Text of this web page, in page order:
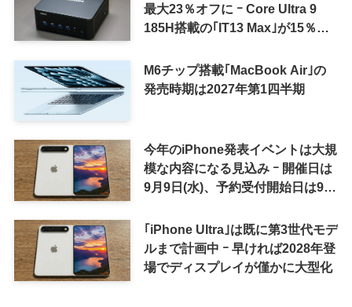
最大23％オフに ｰ Core Ultra 9
185H搭載の｢IT13 Max｣が15％オ
M6チップ搭載｢MacBook Air｣の
発売時期は2027年第1四半期
今年のiPhone発表イベントは大規
模な内容になる見込み ｰ 開催日は
9月9日(水)、予約受付開始日は9月
｢iPhone Ultra｣は既に第3世代モデ
ルまで計画中 ｰ 早ければ2028年登
場でディスプレイが僅かに大型化